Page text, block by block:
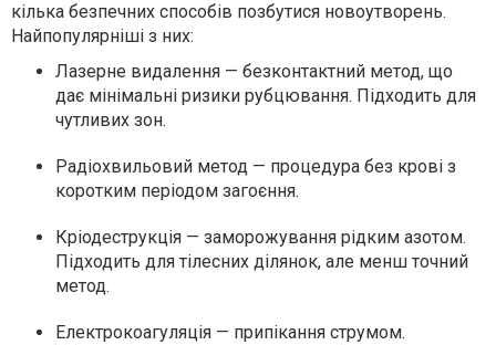
кілька безпечних способів позбутися новоутворень.
Найпопулярніші з них:
Лазерне видалення — безконтактний метод, що
дає мінімальні ризики рубцювання. Підходить для
чутливих зон.
Радіохвильовий метод — процедура без крові з
коротким періодом загоєння.
Кріодеструкція — заморожування рідким азотом.
Підходить для тілесних ділянок, але менш точний
метод.
Електрокоагуляція — припікання струмом.